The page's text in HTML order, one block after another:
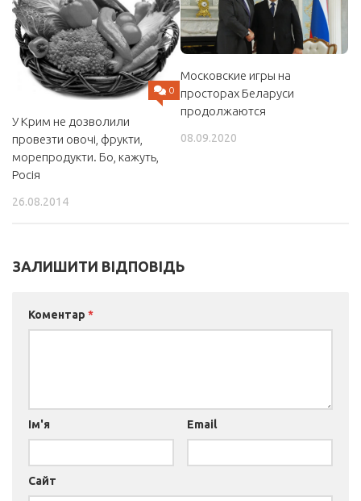
0
У Крим не дозволили
провезти овочі, фрукти,
морепродукти. Бо, кажуть,
Росія
26.08.2014
Московские игры на
просторах Беларуси
продолжаются
08.09.2020
ЗАЛИШИТИ ВІДПОВІДЬ
Коментар *
Ім'я Email
Сайт